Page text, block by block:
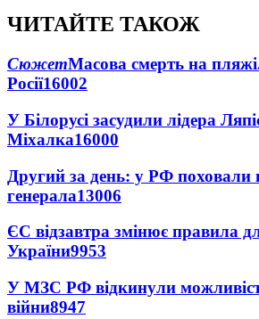
ЧИТАЙТЕ ТАКОЖ
СюжетМасова смерть на
Росії16002
У Білорусі засудили лідера
Міхалка16000
Другий за день: у РФ поховали
генерала13006
ЄС відзавтра змінює правила
України9953
У МЗС РФ відкинули
війни8947